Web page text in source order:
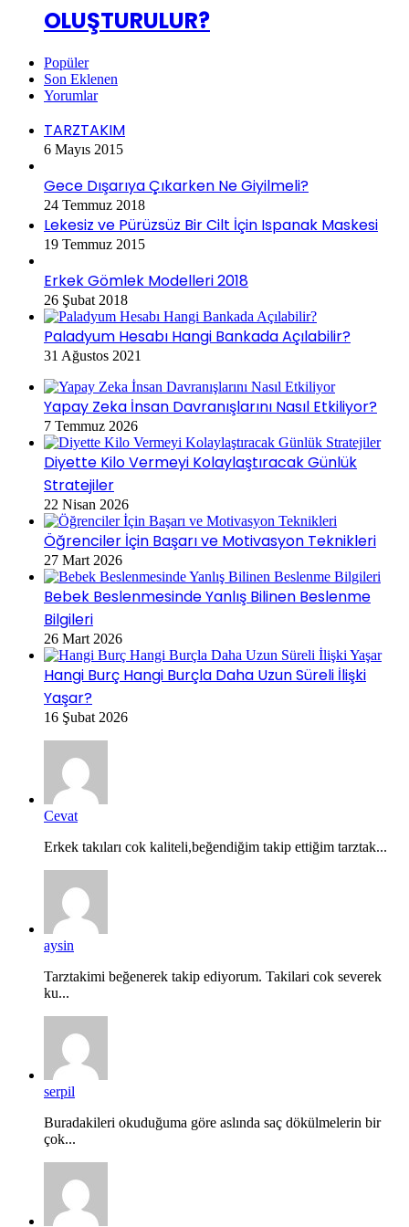
OLUŞTURULUR?
Popüler
Son Eklenen
Yorumlar
TARZTAKIM
6 Mayıs 2015
Gece Dışarıya Çıkarken Ne Giyilmeli?
24 Temmuz 2018
Lekesiz ve Pürüzsüz Bir Cilt İçin Ispanak Maskesi
19 Temmuz 2015
Erkek Gömlek Modelleri 2018
26 Şubat 2018
Paladyum Hesabı Hangi Bankada Açılabilir?
31 Ağustos 2021
Yapay Zeka İnsan Davranışlarını Nasıl Etkiliyor?
7 Temmuz 2026
Diyette Kilo Vermeyi Kolaylaştıracak Günlük
Stratejiler
22 Nisan 2026
Öğrenciler İçin Başarı ve Motivasyon Teknikleri
27 Mart 2026
Bebek Beslenmesinde Yanlış Bilinen Beslenme
Bilgileri
26 Mart 2026
Hangi Burç Hangi Burçla Daha Uzun Süreli İlişki
Yaşar?
16 Şubat 2026
Cevat
Erkek takıları cok kaliteli,beğendiğim takip ettiğim tarztak...
aysin
Tarztakimi beğenerek takip ediyorum. Takilari cok severek
ku...
serpil
Buradakileri okuduğuma göre aslında saç dökülmelerin bir
çok...